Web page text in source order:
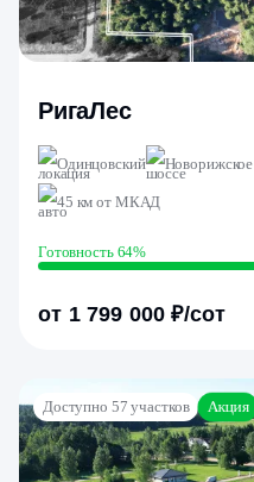
РигаЛес
Одинцовский Новорижское
45 км от МКАД
Готовность 64%
от 1 799 000 ₽/сот
Доступно 57 участков Акция